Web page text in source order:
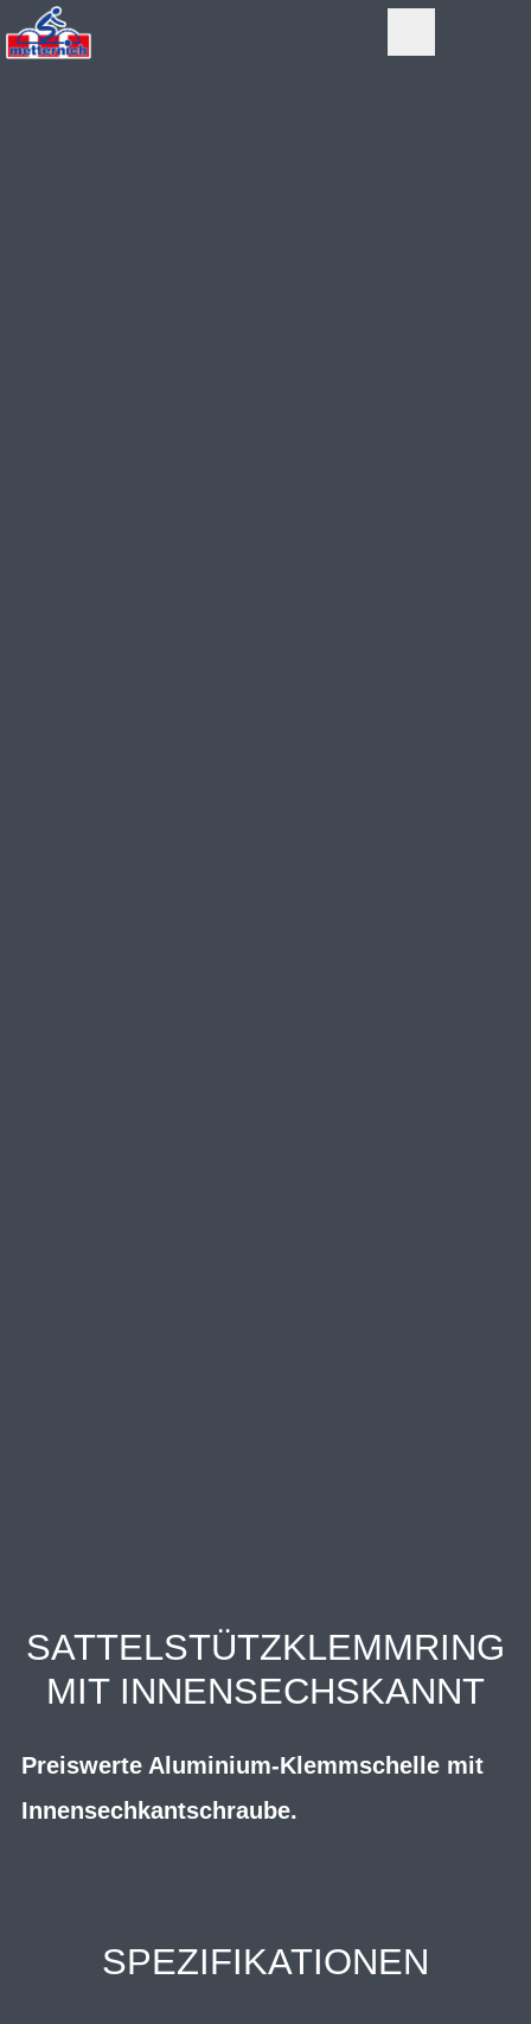
SATTELSTÜTZKLEMMRING
MIT INNENSECHSKANNT
Preiswerte Aluminium-Klemmschelle mit
Innensechkantschraube.
SPEZIFIKATIONEN